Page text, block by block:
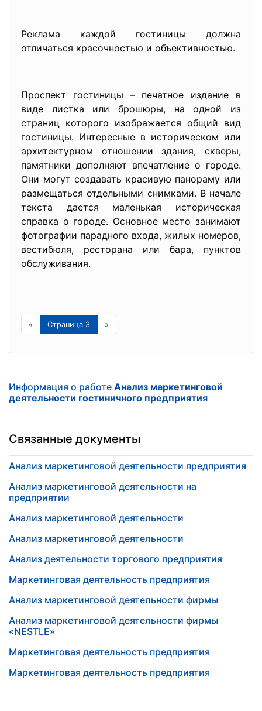
Реклама каждой гостиницы должна
отличаться красочностью и объективностью.
Проспект гостиницы – печатное издание в
виде листка или брошюры, на одной из
страниц которого изображается общий вид
гостиницы. Интересные в историческом или
архитектурном отношении здания, скверы,
памятники дополняют впечатление о городе.
Они могут создавать красивую панораму или
размещаться отдельными снимками. В начале
текста дается маленькая историческая
справка о городе. Основное место занимают
фотографии парадного входа, жилых номеров,
вестибюля, ресторана или бара, пунктов
обслуживания.
« Страница 3 »
Информация о работе Анализ маркетинговой
деятельности гостиничного предприятия
Связанные документы
Анализ маркетинговой деятельности предприятия
Анализ маркетинговой деятельности на
предприятии
Анализ маркетинговой деятельности
Анализ маркетинговой деятельности
Анализ деятельности торгового предприятия
Маркетинговая деятельность предприятия
Анализ маркетинговой деятельности фирмы
Анализ маркетинговой деятельности фирмы
«NESTLE»
Маркетинговая деятельность предприятия
Маркетинговая деятельность предприятия